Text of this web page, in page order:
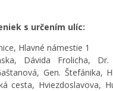
s určením ulíc:
Hlavné námestie 1
Dávida Frolicha, Dr.
Gen. Štefánika,
cesta, Hviezdoslavova,